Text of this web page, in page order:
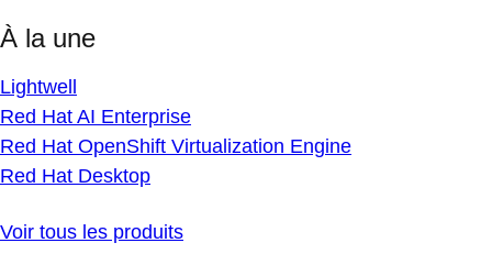
À la une
Lightwell
Red Hat AI Enterprise
Red Hat OpenShift Virtualization Engine
Red Hat Desktop
Voir tous les produits